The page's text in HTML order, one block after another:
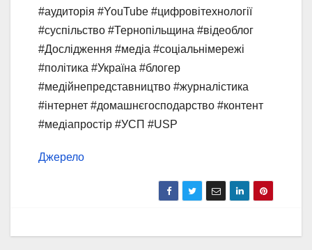
#аудиторія #YouTube #цифровітехнології
#суспільство #Тернопільщина #відеоблог
#Дослідження #медіа #соціальнімережі
#політика #Україна #блогер
#медійнепредставництво #журналістика
#інтернет #домашнєгосподарство #контент
#медіапростір #УСП #USP
Джерело